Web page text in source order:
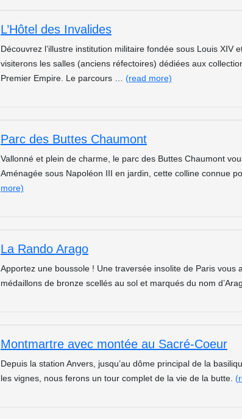
L’Hôtel des Invalides
Découvrez l’illustre institution militaire fondée sous Louis XIV
visiterons les salles (anciens réfectoires) dédiées aux
Premier Empire. Le parcours … (read more)
Parc des Buttes Chaumont
Vallonné et plein de charme, le parc des Buttes Chaumont
Aménagée sous Napoléon III en jardin, cette colline connue
more)
La Rando Arago
Apportez une boussole ! Une traversée insolite de Paris vous
médaillons de bronze scellés au sol et marqués du nom
Montmartre avec montée au Sacré-Coeur
Depuis la station Anvers, jusqu’au dôme principal de la
les vignes, nous ferons un tour complet de la vie de la butte.